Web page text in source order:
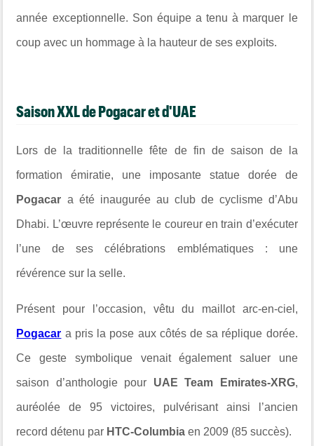
année exceptionnelle. Son équipe a tenu à marquer le
coup avec un hommage à la hauteur de ses exploits.
Saison XXL de Pogacar et d'UAE
Lors de la traditionnelle fête de fin de saison de la
formation émiratie, une imposante statue dorée de
Pogacar a été inaugurée au club de cyclisme d’Abu
Dhabi. L’œuvre représente le coureur en train d’exécuter
l’une de ses célébrations emblématiques : une
révérence sur la selle.
Présent pour l’occasion, vêtu du maillot arc-en-ciel,
Pogacar a pris la pose aux côtés de sa réplique dorée.
Ce geste symbolique venait également saluer une
saison d’anthologie pour UAE Team Emirates-XRG,
auréolée de 95 victoires, pulvérisant ainsi l’ancien
record détenu par HTC-Columbia en 2009 (85 succès).